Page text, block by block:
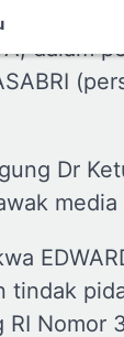
agenda
dalam
Dr
tindak
RI Nomor